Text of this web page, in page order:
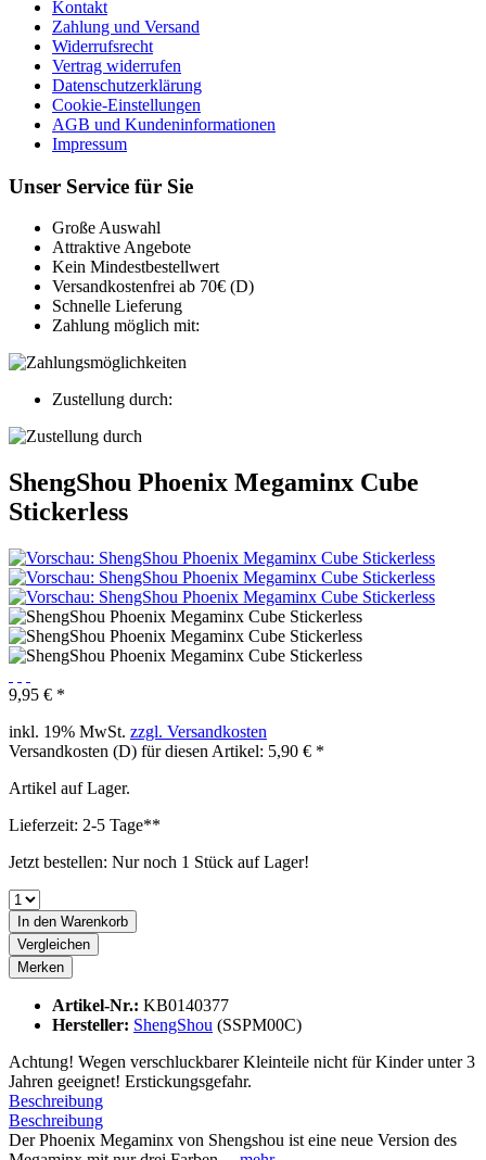
Kontakt
Zahlung und Versand
Widerrufsrecht
Vertrag widerrufen
Datenschutzerklärung
Cookie-Einstellungen
AGB und Kundeninformationen
Impressum
Unser Service für Sie
Große Auswahl
Attraktive Angebote
Kein Mindestbestellwert
Versandkostenfrei ab 70€ (D)
Schnelle Lieferung
Zahlung möglich mit:
Zustellung durch:
ShengShou Phoenix Megaminx Cube
Stickerless
9,95 € *
inkl. 19% MwSt. zzgl. Versandkosten
Versandkosten (D) für diesen Artikel: 5,90 € *
Artikel auf Lager.
Lieferzeit: 2-5 Tage**
Jetzt bestellen: Nur noch 1 Stück auf Lager!
In den Warenkorb
Vergleichen
Merken
Artikel-Nr.: KB0140377
Hersteller: ShengShou (SSPM00C)
Achtung! Wegen verschluckbarer Kleinteile nicht für Kinder unter 3
Jahren geeignet! Erstickungsgefahr.
Beschreibung
Beschreibung
Der Phoenix Megaminx von Shengshou ist eine neue Version des